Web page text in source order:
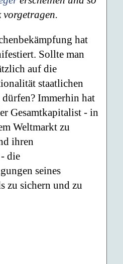
hat
Sollte man
auf die
staatlichen
Immerhin hat
Gesamtkapitalist - in
Weltmarkt zu
ihren
die
seines
zu sichern und zu